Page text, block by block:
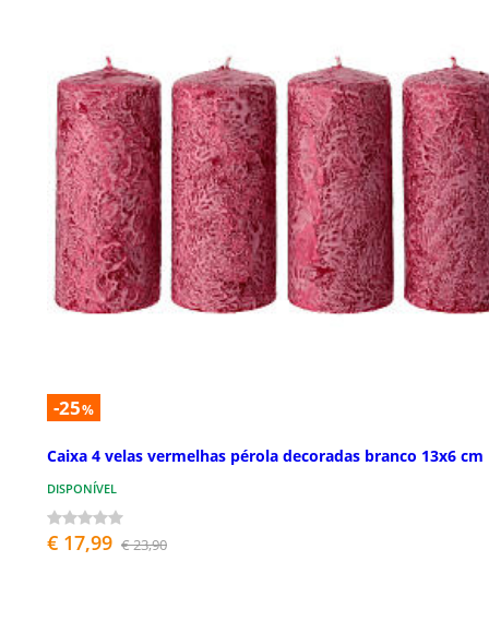
-25%
Caixa 4 velas vermelhas pérola decoradas branco 13x6 cm
DISPONÍVEL
€ 17,99 € 23,90